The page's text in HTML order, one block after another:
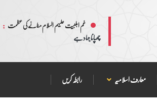
غم اہلبیت علیہم السلام منانے کی عظمت :
چھپانا جہاد ہے
معارف اسلامیہ رابطہ کریں